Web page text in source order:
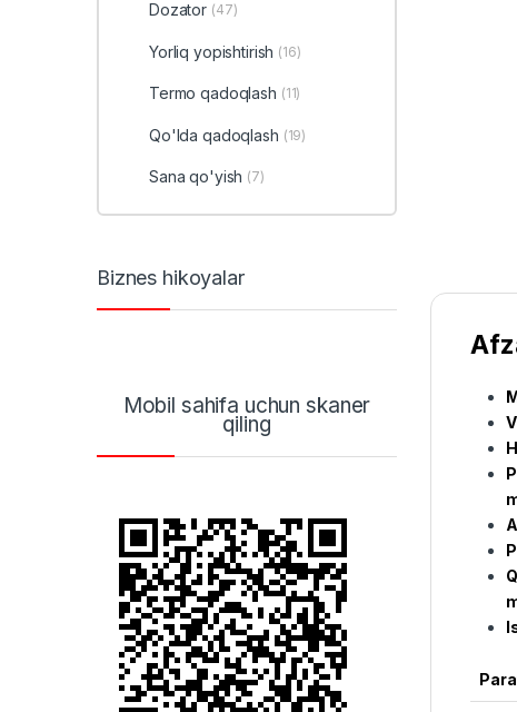
Dozator (47)
Yorliq yopishtirish (16)
Termo qadoqlash (11)
Qo'lda qadoqlash (19)
Sana qo'yish (7)
Biznes hikoyalar
Mobil sahifa uchun skaner
qiling